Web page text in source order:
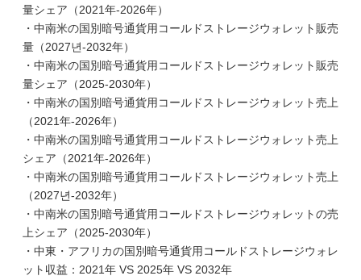
量シェア（2021年-2026年）
・中南米の国別暗号通貨用コールドストレージウォレット販売
量（2027년-2032年）
・中南米の国別暗号通貨用コールドストレージウォレット販売
量シェア（2025-2030年）
・中南米の国別暗号通貨用コールドストレージウォレット売上
（2021年-2026年）
・中南米の国別暗号通貨用コールドストレージウォレット売上
シェア（2021年-2026年）
・中南米の国別暗号通貨用コールドストレージウォレット売上
（2027년-2032年）
・中南米の国別暗号通貨用コールドストレージウォレットの売
上シェア（2025-2030年）
・中東・アフリカの国別暗号通貨用コールドストレージウォレ
ット収益：2021年 VS 2025年 VS 2032年